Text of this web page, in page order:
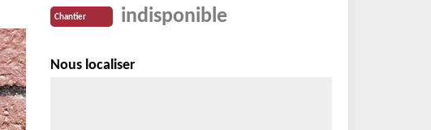
Chantier indisponible
Nous localiser